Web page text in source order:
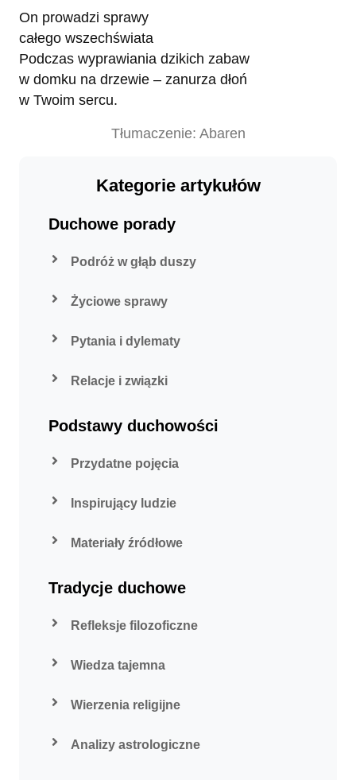
On prowadzi sprawy
całego wszechświata
Podczas wyprawiania dzikich zabaw
w domku na drzewie – zanurza dłoń
w Twoim sercu.
Tłumaczenie: Abaren
Kategorie artykułów
Duchowe porady
Podróż w głąb duszy
Życiowe sprawy
Pytania i dylematy
Relacje i związki
Podstawy duchowości
Przydatne pojęcia
Inspirujący ludzie
Materiały źródłowe
Tradycje duchowe
Refleksje filozoficzne
Wiedza tajemna
Wierzenia religijne
Analizy astrologiczne